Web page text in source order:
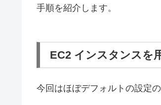
手順を紹介します。
EC2 インスタンスを
今回はほぼデフォルトの設定